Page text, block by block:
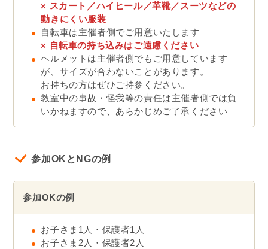
× スカート／ハイヒール／革靴／スーツなどの
動きにくい服装
自転車は主催者側でご用意いたします
× 自転車の持ち込みはご遠慮ください
ヘルメットは主催者側でもご用意しています
が、サイズが合わないことがあります。
お持ちの方はぜひご持参ください。
教室中の事故・怪我等の責任は主催者側では負
いかねますので、あらかじめご了承ください
参加OKとNGの例
参加OKの例
お子さま1人・保護者1人
お子さま2人・保護者2人